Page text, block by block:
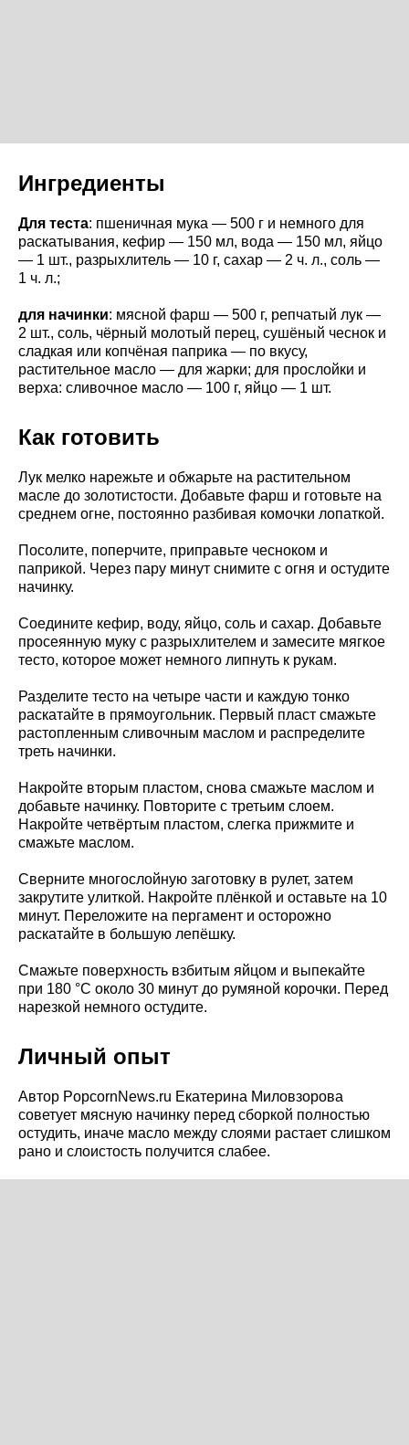
Ингредиенты
Для теста: пшеничная мука — 500 г и немного для
раскатывания, кефир — 150 мл, вода — 150 мл, яйцо
— 1 шт., разрыхлитель — 10 г, сахар — 2 ч. л., соль —
1 ч. л.;
для начинки: мясной фарш — 500 г, репчатый лук —
2 шт., соль, чёрный молотый перец, сушёный чеснок и
сладкая или копчёная паприка — по вкусу,
растительное масло — для жарки; для прослойки и
верха: сливочное масло — 100 г, яйцо — 1 шт.
Как готовить
Лук мелко нарежьте и обжарьте на растительном
масле до золотистости. Добавьте фарш и готовьте на
среднем огне, постоянно разбивая комочки лопаткой.
Посолите, поперчите, приправьте чесноком и
паприкой. Через пару минут снимите с огня и остудите
начинку.
Соедините кефир, воду, яйцо, соль и сахар. Добавьте
просеянную муку с разрыхлителем и замесите мягкое
тесто, которое может немного липнуть к рукам.
Разделите тесто на четыре части и каждую тонко
раскатайте в прямоугольник. Первый пласт смажьте
растопленным сливочным маслом и распределите
треть начинки.
Накройте вторым пластом, снова смажьте маслом и
добавьте начинку. Повторите с третьим слоем.
Накройте четвёртым пластом, слегка прижмите и
смажьте маслом.
Сверните многослойную заготовку в рулет, затем
закрутите улиткой. Накройте плёнкой и оставьте на 10
минут. Переложите на пергамент и осторожно
раскатайте в большую лепёшку.
Смажьте поверхность взбитым яйцом и выпекайте
при 180 °C около 30 минут до румяной корочки. Перед
нарезкой немного остудите.
Личный опыт
Автор PopcornNews.ru Екатерина Миловзорова
советует мясную начинку перед сборкой полностью
остудить, иначе масло между слоями растает слишком
рано и слоистость получится слабее.